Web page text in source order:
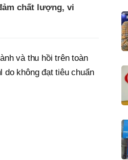
chất lượng, vi
và thu hồi trên toàn
do không đạt tiêu chuẩn